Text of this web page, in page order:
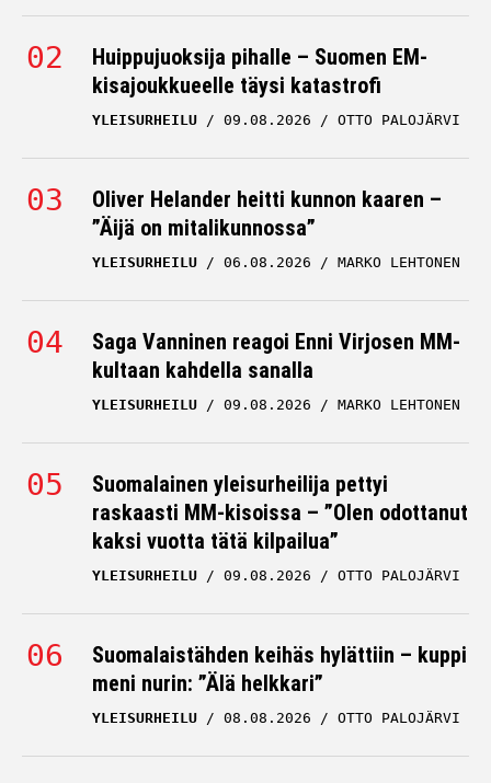
Huippujuoksija pihalle – Suomen EM-
kisajoukkueelle täysi katastrofi
YLEISURHEILU 09.08.2026 OTTO PALOJÄRVI
Oliver Helander heitti kunnon kaaren –
”Äijä on mitalikunnossa”
YLEISURHEILU 06.08.2026 MARKO LEHTONEN
Saga Vanninen reagoi Enni Virjosen MM-
kultaan kahdella sanalla
YLEISURHEILU 09.08.2026 MARKO LEHTONEN
Suomalainen yleisurheilija pettyi
raskaasti MM-kisoissa – ”Olen odottanut
kaksi vuotta tätä kilpailua”
YLEISURHEILU 09.08.2026 OTTO PALOJÄRVI
Suomalaistähden keihäs hylättiin – kuppi
meni nurin: ”Älä helkkari”
YLEISURHEILU 08.08.2026 OTTO PALOJÄRVI